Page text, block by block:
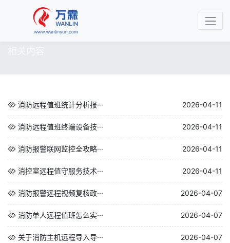
消防远程值班统计分析报··· 2026-04-11
消防远程值班终端设备技··· 2026-04-11
消防报警联网监控全攻略··· 2026-04-11
消控室远程值守服务技术··· 2026-04-11
消防报警远程视频复核政··· 2026-04-07
消防单人远程值班怎么实··· 2026-04-07
关于消防主机远程导入导··· 2026-04-07